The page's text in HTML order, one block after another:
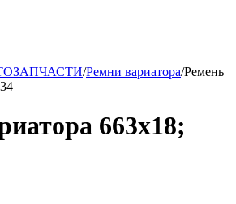
/Ремни вариатора/Ремень
663x18;